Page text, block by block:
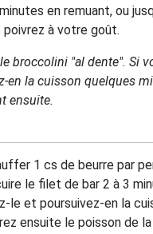
en remuant, ou
à votre goût.
broccolini "al dente". Si
en la cuisson quelques
ensuite.
1 cs de beurre par
le filet de bar 2 à 3
le et poursuivez-en la
ensuite le poisson de